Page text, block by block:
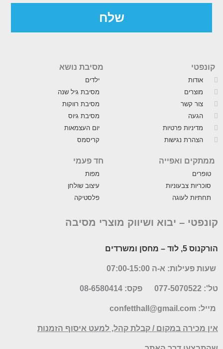
שלח
קונפטי
אודות
מוצרים
צור קשר
הגעה
מדיניות פרטיות
הצהרת נגישות
מסיבת נושא
ילדים
מסיבת גיל שנה
מסיבת רווקות
מסיבת גיוס
יום העצמאות
קריסמס
ממתקים ואפייה
טופרים
סוכריות צבעוניות
תחתיות לעוגה
חד פעמי
מפות
עיצוב שולחן
פלסטיקה
קונפטי – יבוא ושיווק מוצרי מסיבה
הורקנוס 5, לוד – מחסן ומשרדים
שעות פעילות: א-ה 07:00-15:00
טל': 077-5070522
מייל: confetthall@gmail.com
אין מכירה במקום / קבלת קהל, למעט איסוף הזמנות